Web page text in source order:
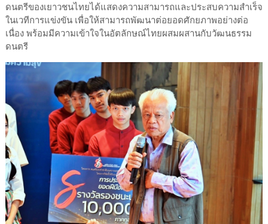
ดนตรีของเยาวชนไทยได้แสดงความสามารถและประสบความสำเร็จ
ในเวทีการแข่งขัน เพื่อให้สามารถพัฒนาต่อยอดศักยภาพอย่างต่อ
เนื่อง พร้อมมีความเข้าใจในอัตลักษณ์ไทยผสมผสานกับวัฒนธรรม
ดนตรี